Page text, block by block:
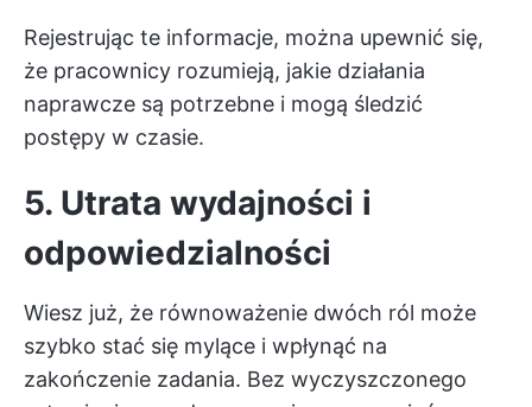
Rejestrując te informacje, można upewnić się,
że pracownicy rozumieją, jakie działania
naprawcze są potrzebne i mogą śledzić
postępy w czasie.
5. Utrata wydajności i
odpowiedzialności
Wiesz już, że równoważenie dwóch ról może
szybko stać się mylące i wpłynąć na
zakończenie zadania. Bez wyczyszczonego